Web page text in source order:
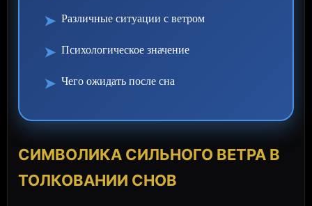
➤ Различные ситуации с ветром
➤ Психологическое значение
➤ Чего ожидать после сна
СИМВОЛИКА СИЛЬНОГО ВЕТРА В
ТОЛКОВАНИИ СНОВ